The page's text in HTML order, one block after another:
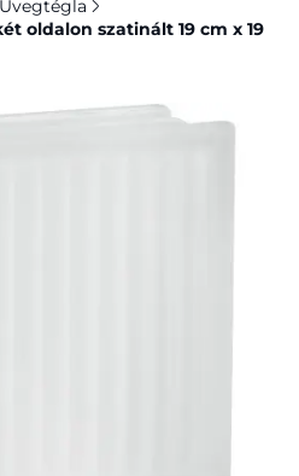
Üvegtégla
oldalon szatinált 19 cm x 19